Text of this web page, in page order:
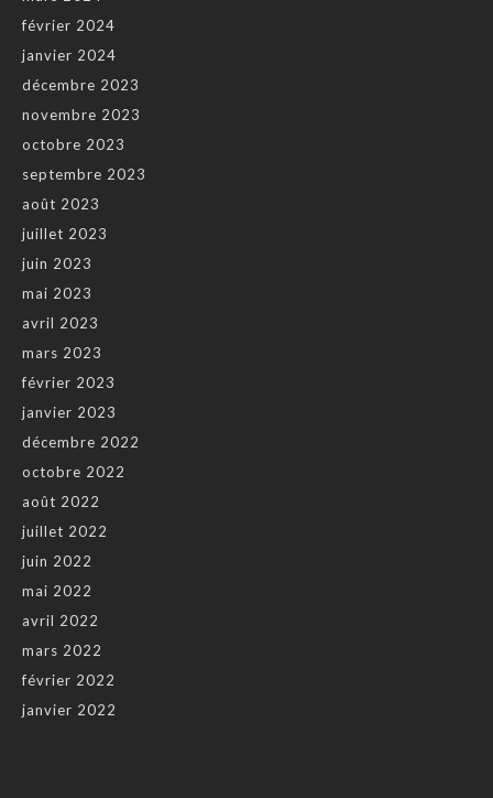
février 2024
janvier 2024
décembre 2023
novembre 2023
octobre 2023
septembre 2023
août 2023
juillet 2023
juin 2023
mai 2023
avril 2023
mars 2023
février 2023
janvier 2023
décembre 2022
octobre 2022
août 2022
juillet 2022
juin 2022
mai 2022
avril 2022
mars 2022
février 2022
janvier 2022